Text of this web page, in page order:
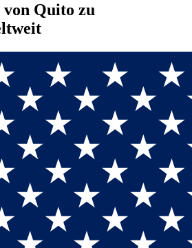
Quito zu